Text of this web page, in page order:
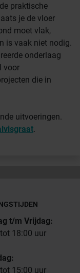
praktische
je de vloer
moet vlak,
is vaak niet nodig.
onderlaag
voor
die in
uitvoeringen.
.
t/m Vrijdag:
18:00 uur
15:00 uur